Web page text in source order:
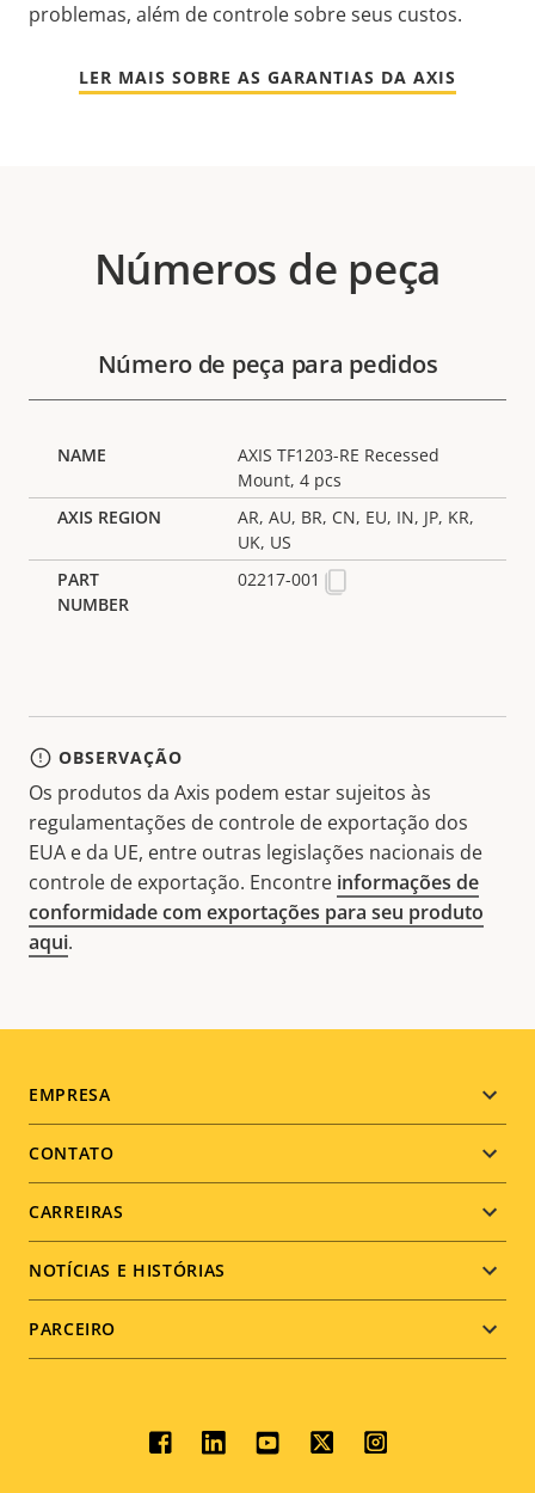
problemas, além de controle sobre seus custos.
LER MAIS SOBRE AS GARANTIAS DA AXIS
Números de peça
Número de peça para pedidos
AXIS TF1203-RE Recessed
Mount, 4 pcs
AR, AU, BR, CN, EU, IN, JP, KR,
UK, US
02217-001
OBSERVAÇÃO
Os produtos da Axis podem estar sujeitos às
regulamentações de controle de exportação dos
EUA e da UE, entre outras legislações nacionais de
controle de exportação. Encontre informações de
conformidade com exportações para seu produto
aqui.
Footer
menu
EMPRESA
CONTATO
CARREIRAS
NOTÍCIAS E HISTÓRIAS
PARCEIRO
Social